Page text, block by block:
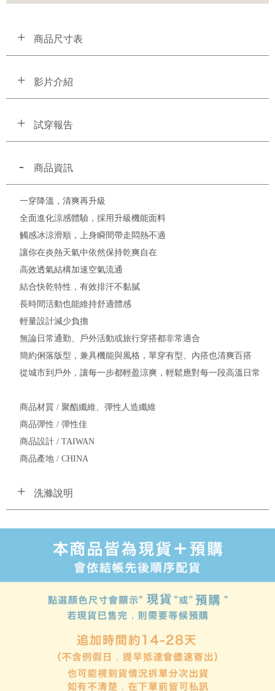
商品尺寸表
影片介紹
試穿報告
商品資訊
一穿降溫，清爽再升級
全面進化涼感體驗，採用升級機能面料
觸感冰涼滑順，上身瞬間帶走悶熱不適
讓你在炎熱天氣中依然保持乾爽自在
高效透氣結構加速空氣流通
結合快乾特性，有效排汗不黏膩
長時間活動也能維持舒適體感
輕量設計減少負擔
無論日常通勤、戶外活動或旅行穿搭都非常適合
簡約俐落版型，兼具機能與風格，單穿有型、內搭也清爽百搭
從城市到戶外，讓每一步都輕盈涼爽，輕鬆應對每一段高溫日常
商品材質 / 聚酯纖維、彈性人造纖維
商品彈性 / 彈性佳
商品設計 / TAIWAN
商品產地 / CHINA
洗滌說明